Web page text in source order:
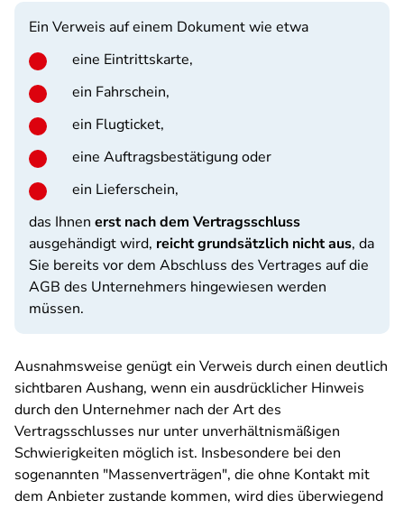
Ein Verweis auf einem Dokument wie etwa
eine Eintrittskarte,
ein Fahrschein,
ein Flugticket,
eine Auftragsbestätigung oder
ein Lieferschein,
das Ihnen erst nach dem Vertragsschluss
ausgehändigt wird, reicht grundsätzlich nicht aus, da
Sie bereits vor dem Abschluss des Vertrages auf die
AGB des Unternehmers hingewiesen werden
müssen.
Ausnahmsweise genügt ein Verweis durch einen deutlich
sichtbaren Aushang, wenn ein ausdrücklicher Hinweis
durch den Unternehmer nach der Art des
Vertragsschlusses nur unter unverhältnismäßigen
Schwierigkeiten möglich ist. Insbesondere bei den
sogenannten "Massenverträgen", die ohne Kontakt mit
dem Anbieter zustande kommen, wird dies überwiegend